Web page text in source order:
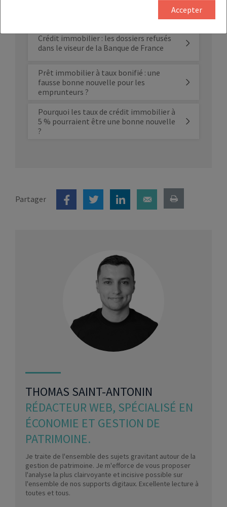
Crédit immobilier : les dossiers refusés
dans le viseur de la Banque de France
Prêt immobilier à taux bonifié : une
fausse bonne nouvelle pour les
emprunteurs ?
Pourquoi les taux de crédit immobilier à
5 % pourraient être une bonne nouvelle
?
Partager
THOMAS SAINT-ANTONIN
RÉDACTEUR WEB, SPÉCIALISÉ EN
ÉCONOMIE ET GESTION DE
PATRIMOINE.
Je traite de l'ensemble des sujets gravitant autour de la
gestion de patrimoine. Je m'efforce de vous proposer
l'analyse la plus clairvoyante et incisive possible sur
l'ensemble de nos supports digitaux. Excellente lecture à
toutes et tous.
Accepter